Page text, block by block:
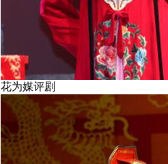
花为媒评剧